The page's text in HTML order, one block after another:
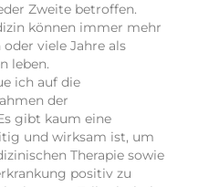
Zweite betroffen.
können immer mehr
viele Jahre als
leben.
ich auf die
der
gibt kaum eine
und wirksam ist, um
Therapie sowie
positiv zu